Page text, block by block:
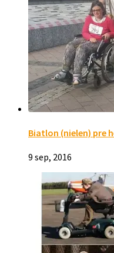
Biatlon (nielen) pre
9 sep, 2016